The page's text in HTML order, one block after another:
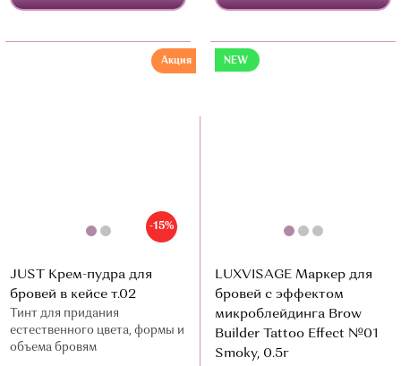
-15%
Акция
JUST Крем-пудра для
бровей в кейсе т.02
Тинт для придания
естественного цвета, формы и
объема бровям
NEW
LUXVISAGE Маркер для
бровей с эффектом
микроблейдинга Brow
Builder Tattoo Effect №01
Smoky, 0.5г